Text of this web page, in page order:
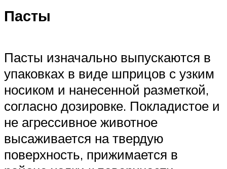
Пасты
Пасты изначально выпускаются в
упаковках в виде шприцов с узким
носиком и нанесенной разметкой,
согласно дозировке. Покладистое и
не агрессивное животное
высаживается на твердую
поверхность, прижимается в